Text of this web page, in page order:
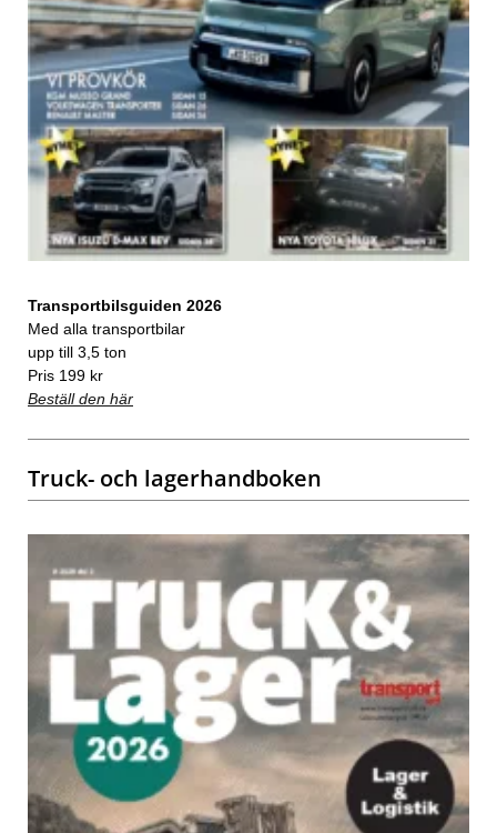
Transportbilsguiden 2026
Med alla transportbilar
upp till 3,5 ton
Pris 199 kr
Beställ den här
Truck- och lagerhandboken